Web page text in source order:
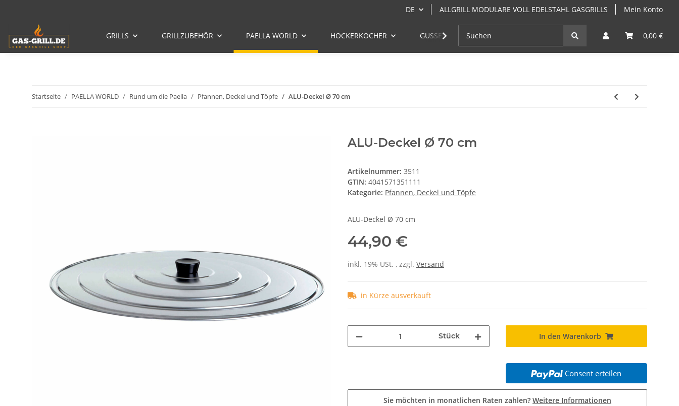
DE ALLGRILL MODULARE VOLL EDELSTAHL GASGRILLS Mein Konto
0,00 €
GRILLS GRILLZUBEHÖR PAELLA WORLD HOCKERKOCHER GUSSEISEN ANGEBOTE GRILLKURSE & GRILLSEMINARE
Startseite PAELLA WORLD Rund um die Paella Pfannen, Deckel und Töpfe ALU-Deckel Ø 70 cm
ALU-Deckel Ø 70 cm
Artikelnummer: 3511
GTIN: 4041571351111
Kategorie: Pfannen, Deckel und Töpfe
ALU-Deckel Ø 70 cm
44,90 €
inkl. 19% USt. , zzgl. Versand
in Kürze ausverkauft
Stück In den Warenkorb
Consent erteilen
Sie möchten in monatlichen Raten zahlen? Weitere Informationen